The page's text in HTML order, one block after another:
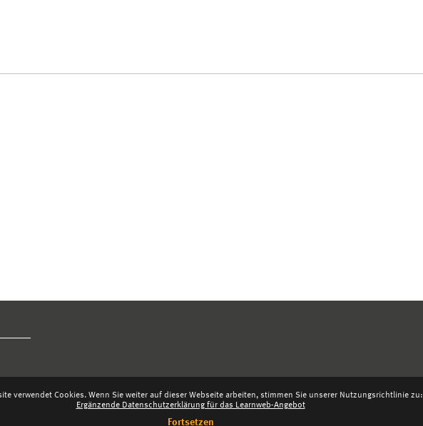
verwendet Cookies. Wenn Sie weiter auf dieser Webseite arbeiten, stimmen Sie unserer Nutzungsrichtlinie zu:
Ergänzende Datenschutzerklärung für das Learnweb-Angebot
Fortsetzen